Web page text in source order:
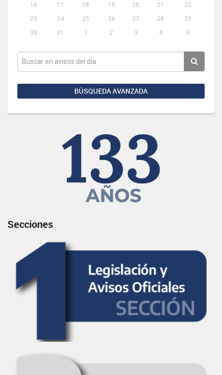
16
17 18 19 20 21
22
23
24 25 26 27 28
29
30
31 1 2 3 4 5
BÚSQUEDA AVANZADA
Secciones